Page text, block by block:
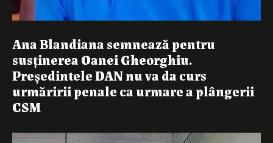
Ana Blandiana semnează pentru
susținerea Oanei Gheorghiu.
Președintele DAN nu va da curs
urmăririi penale ca urmare a plângerii
CSM